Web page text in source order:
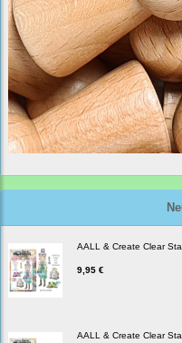
AALL & Create Clear
9,95 €
AALL & Create Clear